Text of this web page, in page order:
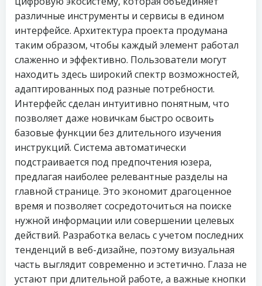
различные инструменты и сервисы в едином
интерфейсе. Архитектура проекта продумана
таким образом, чтобы каждый элемент работал
слаженно и эффективно. Пользователи могут
находить здесь широкий спектр возможностей,
адаптированных под разные потребности.
Интерфейс сделан интуитивно понятным, что
позволяет даже новичкам быстро освоить
базовые функции без длительного изучения
инструкций. Система автоматически
подстраивается под предпочтения юзера,
предлагая наиболее релевантные разделы на
главной странице. Это экономит драгоценное
время и позволяет сосредоточиться на поиске
нужной информации или совершении целевых
действий. Разработка велась с учетом последних
тенденций в веб-дизайне, поэтому визуальная
часть выглядит современно и эстетично. Глаза не
устают при длительной работе, а важные кнопки